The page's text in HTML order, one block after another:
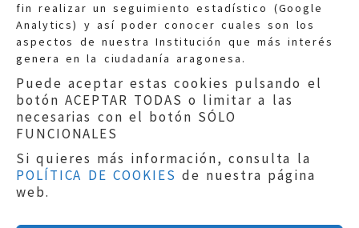
fin realizar un seguimiento estadístico (Google
Analytics) y así poder conocer cuales son los
aspectos de nuestra Institución que más interés
genera en la ciudadanía aragonesa.
Puede aceptar estas cookies pulsando el
botón ACEPTAR TODAS o limitar a las
necesarias con el botón SÓLO
FUNCIONALES
Si quieres más información, consulta la
POLÍTICA DE COOKIES de nuestra página
web.
Información general:
informacion@eljusticiadearagon.es
Teléfonos:900 210 210/
Aviso legal|Política de privacidad|
Protección de Datos